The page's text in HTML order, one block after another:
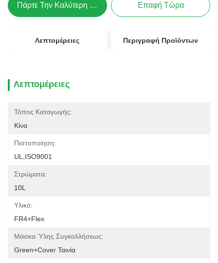
Πάρτε Την Καλύτερη Τιμή Επαφή Τώρα
Λεπτομέρειες Περιγραφή Προϊόντων
Λεπτομέρειες
Τόπος Καταγωγής:
Κίνα
Πιστοποίηση:
UL,ISO9001
Στρώματα:
10L
Υλικό:
FR4+Flex
Μάσκα Ύλης Συγκολλήσεως:
Green+Cover Ταινία